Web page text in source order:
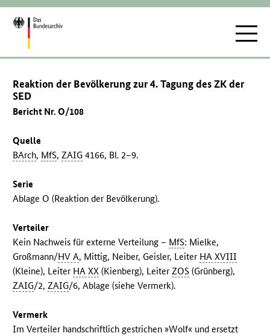
Zur
Reaktion der Bevölkerung zur 4. Tagung des ZK der
SED
Bericht Nr. O/108
Quelle
BArch, MfS,ZAIG 4166, Bl. 2–9.
Serie
Ablage O (Reaktion der Bevölkerung).
Verteiler
Kein Nachweis für externe Verteilung – MfS: Mielke,
Großmann/HV A, Mittig, Neiber, Geisler, Leiter HA XVIII
(Kleine), Leiter HA XX (Kienberg), LeiterZOS (Grünberg),
ZAIG/2,ZAIG/6, Ablage (siehe Vermerk).
Vermerk
Im Verteiler handschriftlich gestrichen »Wolf« und ersetzt